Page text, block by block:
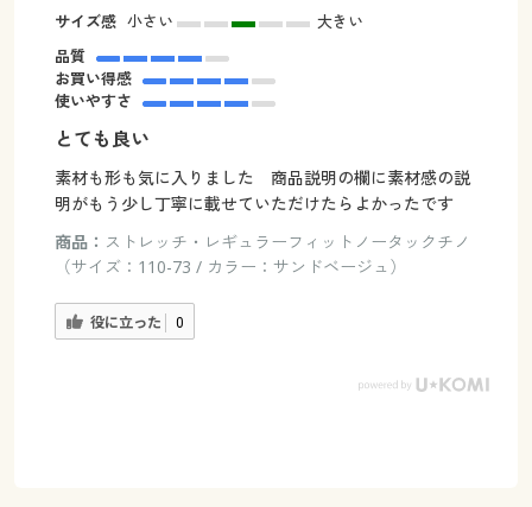
サイズ感 小さい
大きい
品質
お買い得感
使いやすさ
とても良い
素材も形も気に入りました 商品説明の欄に素材感の説
明がもう少し丁寧に載せていただけたらよかったです
商品： ストレッチ・レギュラーフィットノータックチノ
（サイズ：110-73 / カラー：サンドベージュ）
役に立った 0